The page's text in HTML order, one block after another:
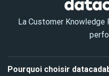
La Customer
Pourquoi choisir